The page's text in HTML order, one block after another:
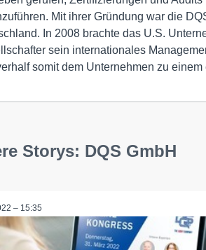
Mit ihrer Gründung war die
In 2008 brachte das U.S.
sein internationales
somit dem Unternehmen zu
Storys: DQS GmbH
– 15:35